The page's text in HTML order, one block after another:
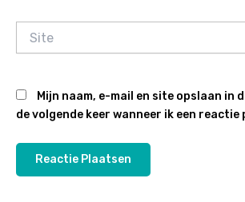
Mijn naam, e-mail en site opslaan in
de volgende keer wanneer ik een reactie